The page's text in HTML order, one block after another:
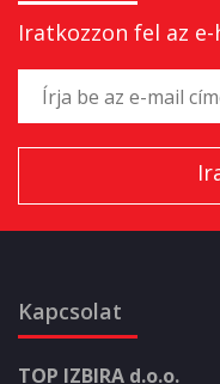
Iratkozzon fel az
Kapcsolat
TOP IZBIRA d.o.o.